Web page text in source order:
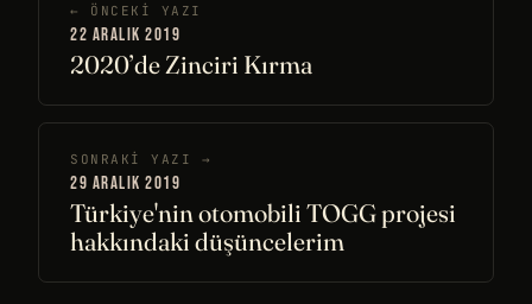
← ÖNCEKI YAZI
22 ARALIK 2019
2020’de Zinciri Kırma
SONRAKI YAZI →
29 ARALIK 2019
Türkiye'nin otomobili TOGG projesi
hakkındaki düşüncelerim